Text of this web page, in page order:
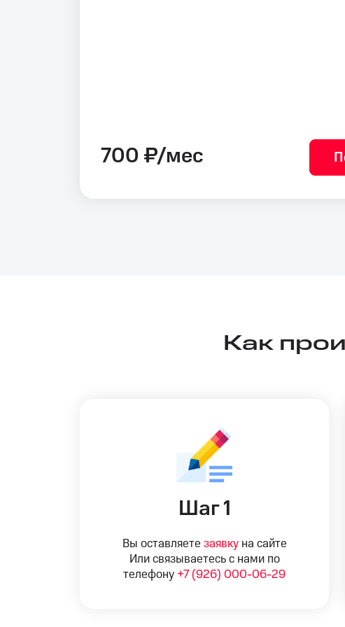
700 ₽/мес
Как
Шаг 1
Вы оставляете заявкуна сайте
Или связываетесь с нами по
телефону +7 (926) 000-06-29